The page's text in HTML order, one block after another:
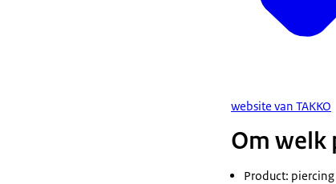
website van TAKKO
Om welk
Product: